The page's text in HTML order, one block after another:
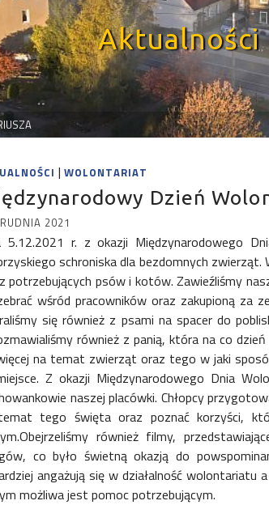
Aktualności
| WOLONTARIAT
Dzień
2021
5.12.2021 r. z okazji Międzynarodowego
schroniska dla bezdomnych
potrzebujących psów i kotów. Zawieźliśmy
wśród pracowników oraz zakupioną za
się również z psami na spacer do
również z panią, która na co
na temat zwierząt oraz tego w jaki
Z okazji Międzynarodowego Dnia
naszej placówki. Chłopcy
tego święta oraz poznać korzyści,
również filmy,
co było świetną okazją do
angażują się w działalność wolontariatu
możliwa jest pomoc potrzebującym.